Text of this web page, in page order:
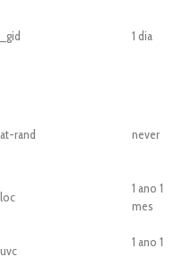
_gid 1 dia
at-rand never
loc
1 ano 1
mes
uvc
1 ano 1